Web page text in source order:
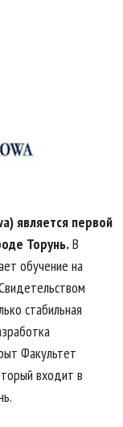
является первой
Торунь.В
обучение на
стабильная
Факультет
входит в